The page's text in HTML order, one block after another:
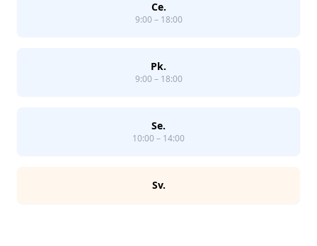
Ce.
9:00 – 18:00
Pk.
9:00 – 18:00
Se.
10:00 – 14:00
Sv.